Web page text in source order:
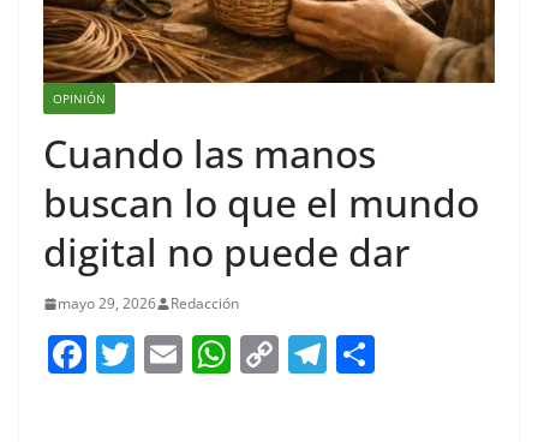
OPINIÓN
Cuando las manos
buscan lo que el mundo
digital no puede dar
mayo 29, 2026 Redacción
F T E W C T